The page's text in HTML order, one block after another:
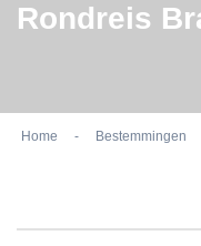
Rondreis
Home - Bestemmingen